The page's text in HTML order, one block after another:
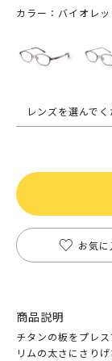
カラー：バイオレ
レンズを選んで
お気に
商品説明
チタンの板をプレ
リムの太さにさり